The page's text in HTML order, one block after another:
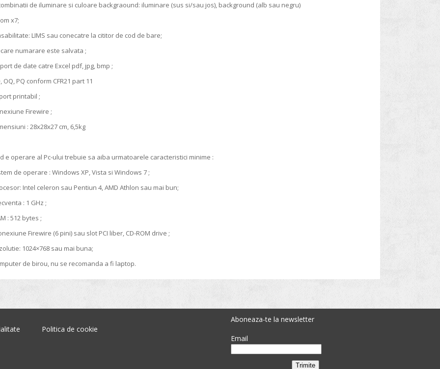
de iluminare si culoare backgraound: iluminare (sus si/sau jos), background (alb sau negru)
x7;
LIMS sau conecatre la cititor de cod de bare;
numarare este salvata ;
de date catre Excel pdf, jpg, bmp ;
PQ conform CFR21 part 11
printabil ;
Firewire ;
: 28x28x27 cm, 6,5kg
e operare al Pc-ului trebuie sa aiba urmatoarele caracteristici minime :
de operare : Windows XP, Vista si Windows 7 ;
Intel celeron sau Pentiun 4, AMD Athlon sau mai bun;
: 1 GHz ;
512 bytes ;
Firewire (6 pini) sau slot PCI liber, CD-ROM drive ;
1024×768 sau mai buna;
de birou, nu se recomanda a fi laptop.
Politica de cookie
Aboneaza-te la newsletter
Email